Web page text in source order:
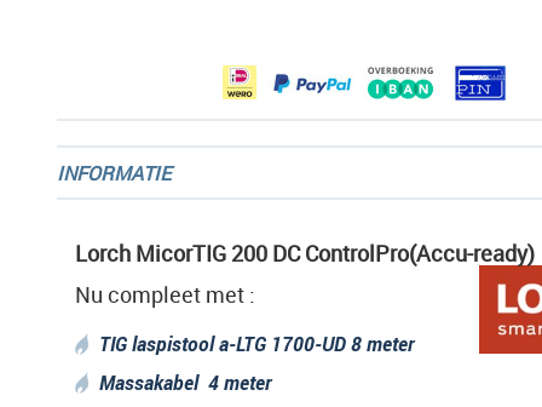
INFORMATIE
Lorch MicorTIG 200 DC ControlPro(Accu-ready)
Nu compleet met :
TIG laspistool a-LTG 1700-UD 8 meter
Massakabel 4 meter